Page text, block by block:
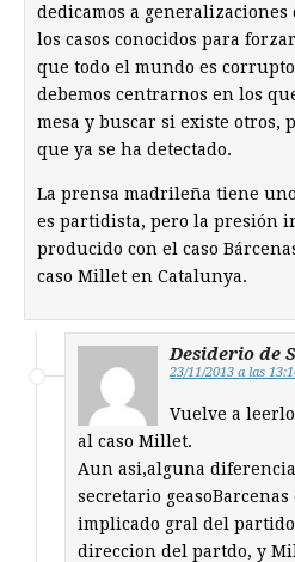
dedicamos a
los casos conocidos para
que todo el mundo es
debemos centrarnos en los
mesa y buscar si existe otros,
que ya se ha detectado.
La prensa madrileña tiene
es partidista, pero la presión
producido con el caso
caso Millet en Catalunya.
Desiderio de
23/11/2013 a las
Vuelve a
al caso Millet.
Aun asi,alguna
secretario
implicado gral del
direccion del partdo, y